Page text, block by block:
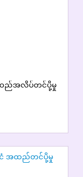
ထည်အလိပ်တင်ပို့မှု